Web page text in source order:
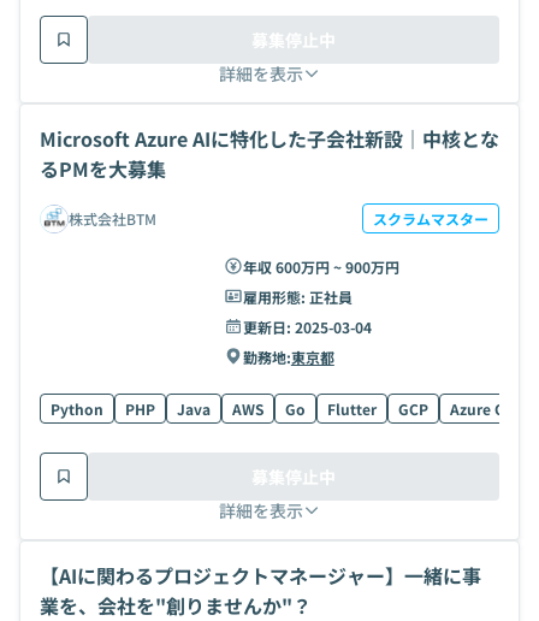
詳細を表示
募集停止中
Microsoft Azure AIに特化した子会社新設｜中核とな
るPMを大募集
株式会社BTM スクラムマスター
年収 600万円 ~ 900万円
雇用形態: 正社員
更新日: 2025-03-04
勤務地:東京都
Python PHP Java AWS Go Flutter GCP Azure
詳細を表示
募集停止中
【AIに関わるプロジェクトマネージャー】一緒に事
業を、会社を"創りませんか"？